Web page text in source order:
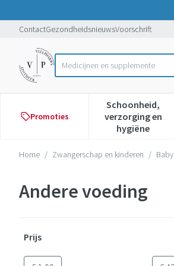
ContactGezondheidsnieuwsVoorschrift
Product, merk, categorie...
Vi
Promoties
Schoonheid,
verzorging en
hygiëne
Toon
Home / Zwangerschap en kinderen / Baby
Andere voeding
Prijs